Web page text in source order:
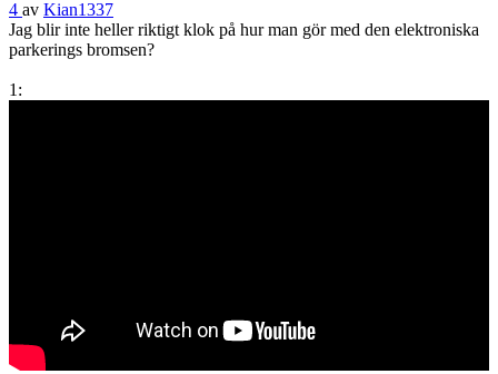
4 av Kian1337
Jag blir inte heller riktigt klok på hur man gör med den elektroniska
parkerings bromsen?
1: